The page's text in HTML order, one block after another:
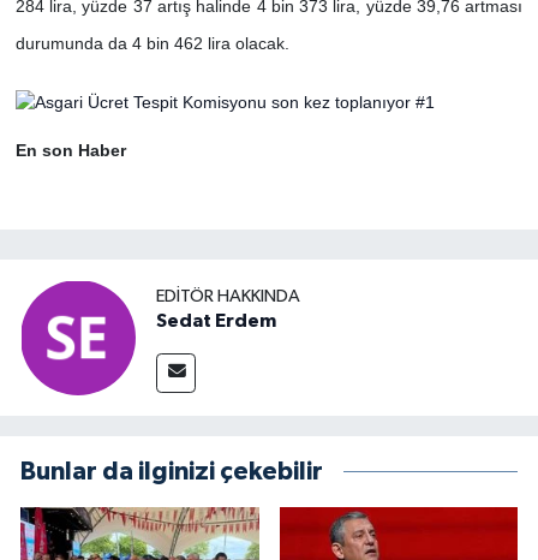
284 lira, yüzde 37 artış halinde 4 bin 373 lira, yüzde 39,76 artması
durumunda da 4 bin 462 lira olacak.
En son Haber
EDITÖR HAKKINDA
Sedat Erdem
Bunlar da ilginizi çekebilir